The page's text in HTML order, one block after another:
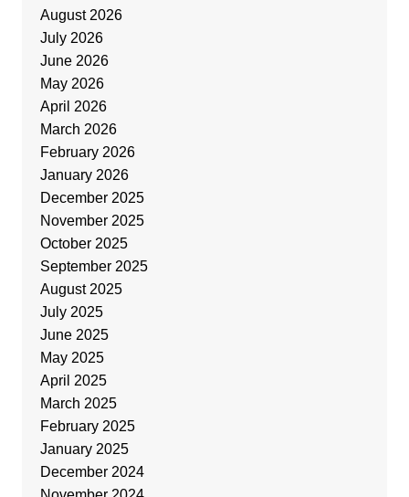
August 2026
July 2026
June 2026
May 2026
April 2026
March 2026
February 2026
January 2026
December 2025
November 2025
October 2025
September 2025
August 2025
July 2025
June 2025
May 2025
April 2025
March 2025
February 2025
January 2025
December 2024